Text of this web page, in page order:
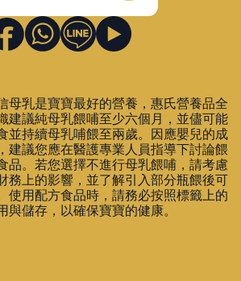
母乳是寶寶最好的營養，惠氏營養品全
建議純母乳餵哺至少六個月，並儘可能
並持續母乳哺餵至兩歲。因應嬰兒的成
建議您應在醫護專業人員指導下討論餵
品。若您選擇不進行母乳餵哺，請考慮
務上的影響，並了解引入部分瓶餵後可
使用配方食品時，請務必按照標籤上的
儲存，以確保寶寶的健康。